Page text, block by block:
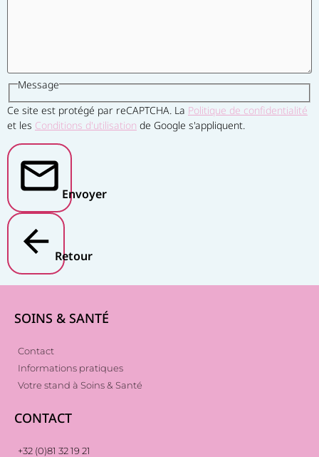
Message
Ce site est protégé par reCAPTCHA. La Politique de confidentialité
et les Conditions d'utilisation de Google s'appliquent.
Envoyer
Retour
SOINS & SANTÉ
Contact
Informations pratiques
Votre stand à Soins & Santé
CONTACT
+32 (0)81 32 19 21